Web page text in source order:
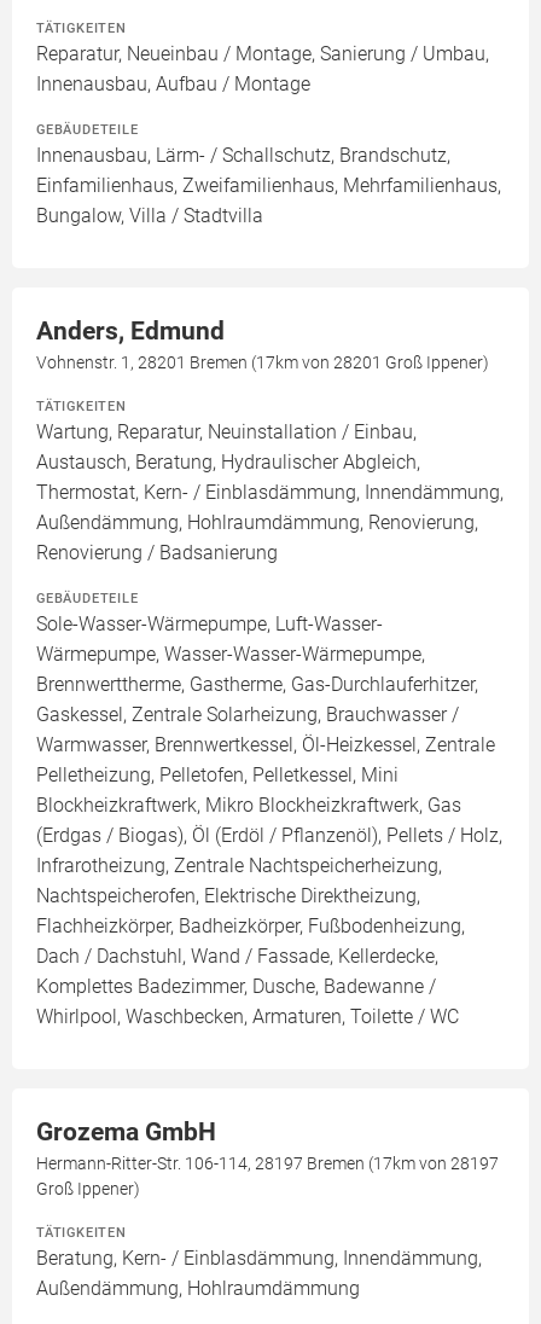
TÄTIGKEITEN
Reparatur, Neueinbau / Montage, Sanierung / Umbau,
Innenausbau, Aufbau / Montage
GEBÄUDETEILE
Innenausbau, Lärm- / Schallschutz, Brandschutz,
Einfamilienhaus, Zweifamilienhaus, Mehrfamilienhaus,
Bungalow, Villa / Stadtvilla
Anders, Edmund
Vohnenstr. 1, 28201 Bremen (17km von 28201 Groß Ippener)
TÄTIGKEITEN
Wartung, Reparatur, Neuinstallation / Einbau,
Austausch, Beratung, Hydraulischer Abgleich,
Thermostat, Kern- / Einblasdämmung, Innendämmung,
Außendämmung, Hohlraumdämmung, Renovierung,
Renovierung / Badsanierung
GEBÄUDETEILE
Sole-Wasser-Wärmepumpe, Luft-Wasser-
Wärmepumpe, Wasser-Wasser-Wärmepumpe,
Brennwerttherme, Gastherme, Gas-Durchlauferhitzer,
Gaskessel, Zentrale Solarheizung, Brauchwasser /
Warmwasser, Brennwertkessel, Öl-Heizkessel, Zentrale
Pelletheizung, Pelletofen, Pelletkessel, Mini
Blockheizkraftwerk, Mikro Blockheizkraftwerk, Gas
(Erdgas / Biogas), Öl (Erdöl / Pflanzenöl), Pellets / Holz,
Infrarotheizung, Zentrale Nachtspeicherheizung,
Nachtspeicherofen, Elektrische Direktheizung,
Flachheizkörper, Badheizkörper, Fußbodenheizung,
Dach / Dachstuhl, Wand / Fassade, Kellerdecke,
Komplettes Badezimmer, Dusche, Badewanne /
Whirlpool, Waschbecken, Armaturen, Toilette / WC
Grozema GmbH
Hermann-Ritter-Str. 106-114, 28197 Bremen (17km von 28197
Groß Ippener)
TÄTIGKEITEN
Beratung, Kern- / Einblasdämmung, Innendämmung,
Außendämmung, Hohlraumdämmung